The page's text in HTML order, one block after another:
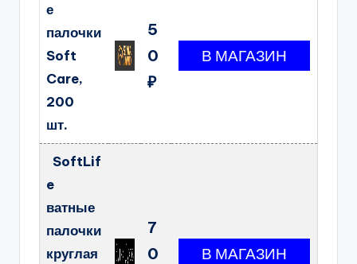
е
палочки
Soft
Care,
200
шт.
5
0
₽
SoftLif
e
ватные
палочки
круглая
7
0